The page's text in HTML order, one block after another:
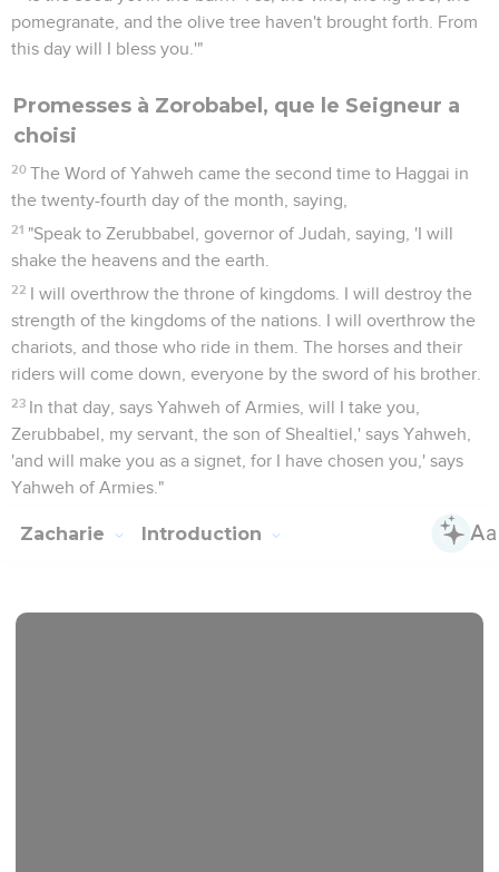
pomegranate, and the olive tree haven't brought forth. From
this day will I bless you.'"
Promesses à Zorobabel, que le Seigneur a
choisi
20 The Word of Yahweh came the second time to Haggai in
the twenty-fourth day of the month, saying,
21 "Speak to Zerubbabel, governor of Judah, saying, 'I will
shake the heavens and the earth.
22 I will overthrow the throne of kingdoms. I will destroy the
strength of the kingdoms of the nations. I will overthrow the
chariots, and those who ride in them. The horses and their
riders will come down, everyone by the sword of his brother.
23 In that day, says Yahweh of Armies, will I take you,
Zerubbabel, my servant, the son of Shealtiel,' says Yahweh,
'and will make you as a signet, for I have chosen you,' says
Yahweh of Armies."
Zacharie Introduction